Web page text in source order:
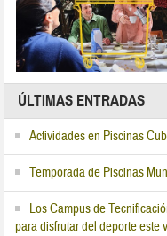
ÚLTIMAS ENTRADAS
Actividades en Piscinas
Temporada de Piscinas
Los Campus de
para disfrutar del deporte este